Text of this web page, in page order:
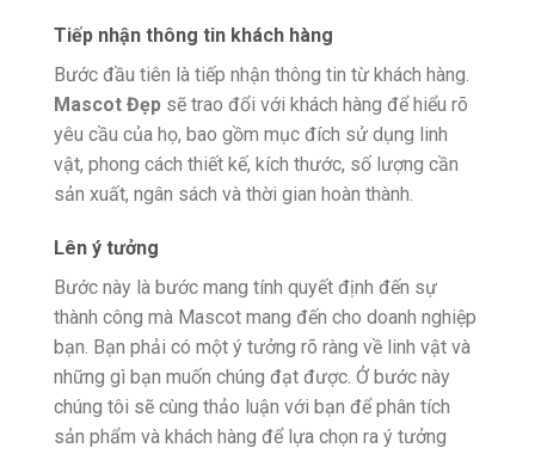
Tiếp nhận thông tin khách hàng
Bước đầu tiên là tiếp nhận thông tin từ khách hàng.
Mascot Đẹp sẽ trao đổi với khách hàng để hiểu rõ
yêu cầu của họ, bao gồm mục đích sử dụng linh
vật, phong cách thiết kế, kích thước, số lượng cần
sản xuất, ngân sách và thời gian hoàn thành.
Lên ý tưởng
Bước này là bước mang tính quyết định đến sự
thành công mà Mascot mang đến cho doanh nghiệp
bạn. Bạn phải có một ý tưởng rõ ràng về linh vật và
những gì bạn muốn chúng đạt được. Ở bước này
chúng tôi sẽ cùng thảo luận với bạn để phân tích
sản phẩm và khách hàng để lựa chọn ra ý tưởng